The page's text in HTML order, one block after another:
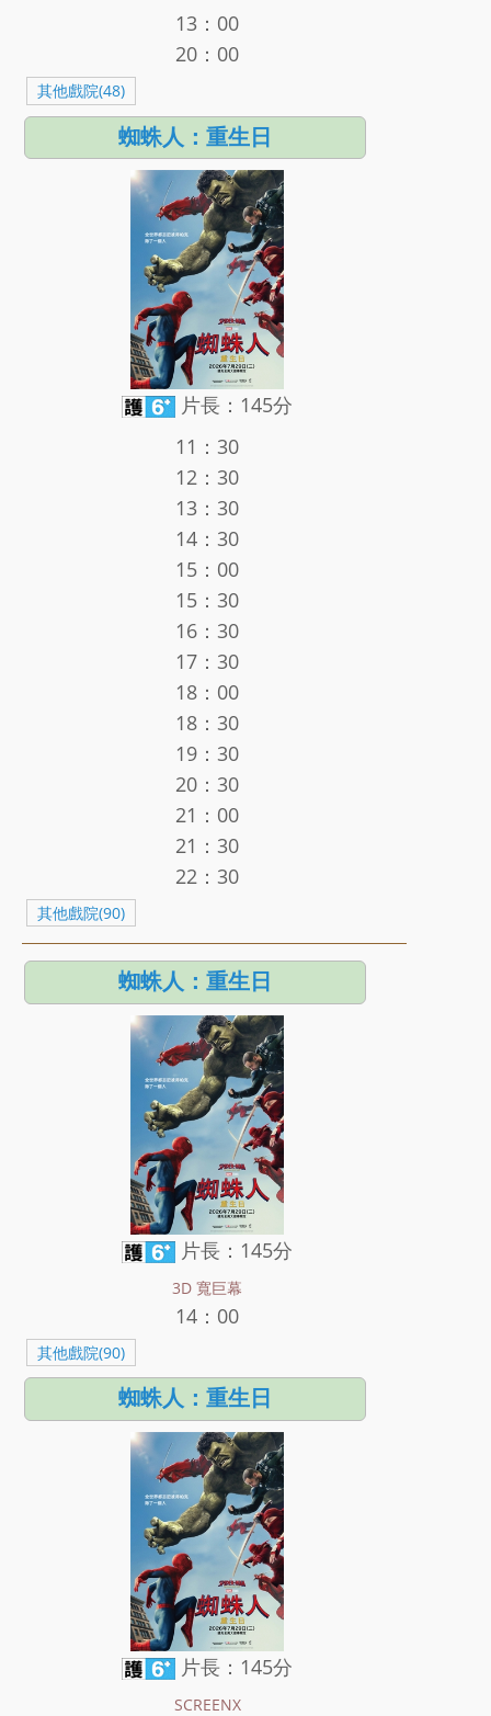
13：00
20：00
其他戲院(48)
蜘蛛人：重生日
片長：145分
11：30
12：30
13：30
14：30
15：00
15：30
16：30
17：30
18：00
18：30
19：30
20：30
21：00
21：30
22：30
其他戲院(90)
蜘蛛人：重生日
片長：145分
3D 寬巨幕
14：00
其他戲院(90)
蜘蛛人：重生日
片長：145分
SCREENX